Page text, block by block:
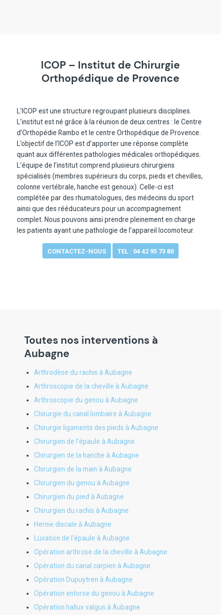
ICOP – Institut de Chirurgie
Orthopédique de Provence
L’ICOP est une structure regroupant plusieurs disciplines.
L’institut est né grâce à la réunion de deux centres : le Centre
d’Orthopédie Rambo et le centre Orthopédique de Provence.
L’objectif de l’ICOP est d’apporter une réponse complète
quant aux différentes pathologies médicales orthopédiques.
L’équipe de l’institut comprend plusieurs chirurgiens
spécialisés (membres supérieurs du corps, pieds et chevilles,
colonne vertébrale, hanche est genoux). Celle-ci est
complétée par des rhumatologues, des médecins du sport
ainsi que des rééducateurs pour un accompagnement
complet. Nous pouvons ainsi prendre pleinement en charge
les patients ayant une pathologie de l’appareil locomoteur.
CONTACTEZ-NOUS TEL : 04 42 95 73 80
Toutes nos interventions à
Aubagne
Arthrodèse du rachis à Aubagne
Arthroscopie de la cheville à Aubagne
Arthroscopie du genou à Aubagne
Chirurgie du canal lombaire à Aubagne
Chirurgie ligaments des pieds à Aubagne
Chirurgien de l’épaule à Aubagne
Chirurgien de la hanche à Aubagne
Chirurgien de la main à Aubagne
Chirurgien du genou à Aubagne
Chirurgien du pied à Aubagne
Chirurgien du rachis à Aubagne
Hernie discale à Aubagne
Luxation de l’épaule à Aubagne
Opération arthrose de la cheville à Aubagne
Opération du canal carpien à Aubagne
Opération Dupuytren à Aubagne
Opération entorse du genou à Aubagne
Opération hallux valgus à Aubagne